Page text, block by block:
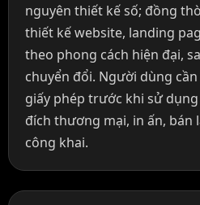
nguyên thiết kế số; đồng
thiết kế website, landing
theo phong cách hiện đại,
chuyển đổi. Người dùng
giấy phép trước khi sử
đích thương mại, in ấn, bán
công khai.